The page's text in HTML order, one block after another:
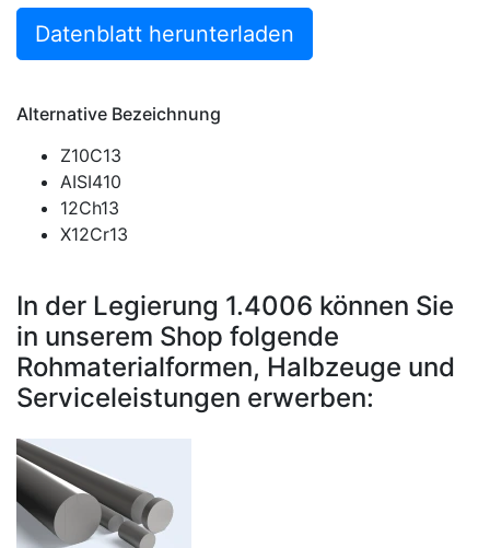
Datenblatt herunterladen
Alternative Bezeichnung
Z10C13
AISI410
12Ch13
X12Cr13
In der Legierung 1.4006 können Sie
in unserem Shop folgende
Rohmaterialformen, Halbzeuge und
Serviceleistungen erwerben: